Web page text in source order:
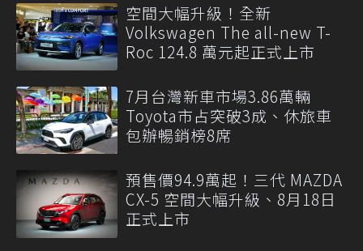
空間大幅升級！全新
Volkswagen The all-new T-
Roc 124.8 萬元起正式上市
7月台灣新車市場3.86萬輛
Toyota市占突破3成、休旅車
包辦暢銷榜8席
預售價94.9萬起！三代 MAZDA
CX-5 空間大幅升級、8月18日
正式上市